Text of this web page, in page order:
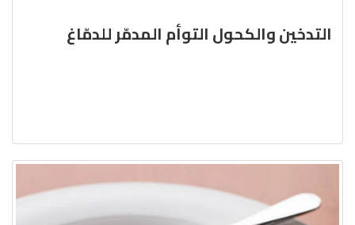
التدخين والكحول التوأم المدمّر للدمّاغ